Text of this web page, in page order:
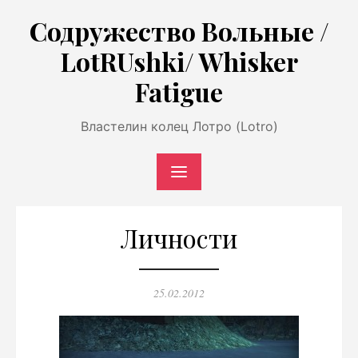
содержимому
Содружество Вольные /
LotRUshki/ Whisker
Fatigue
Властелин колец Лотро (Lotro)
Личности
Опубликовано
25.02.2012